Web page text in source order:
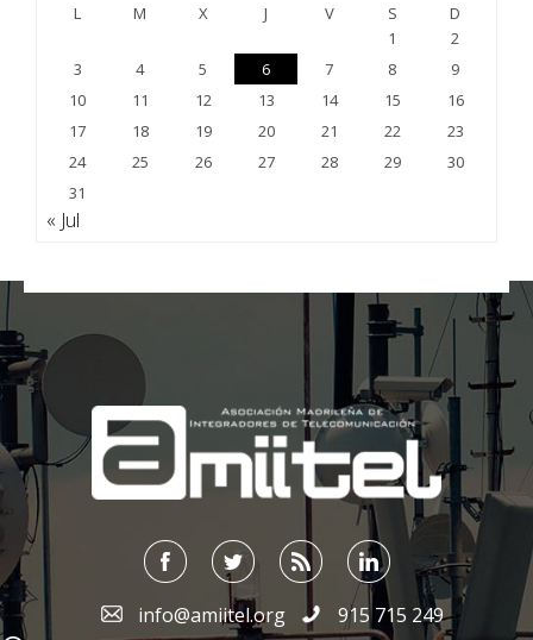
L M X J V S
D
1
2
3
4 5 6 7 8
9
10
11 12 13 14 15
16
17
18 19 20 21 22
23
24
25 26 27 28 29
30
31
« Jul
;
info@amiitel.org 915 715 249